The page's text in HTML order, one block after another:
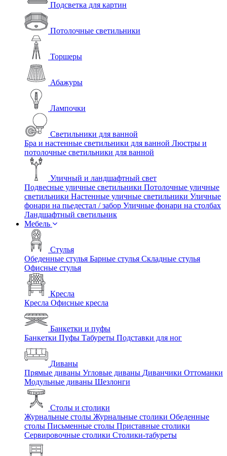
Подсветка для картин
Потолочные светильники
Торшеры
Абажуры
Лампочки
Светильники для ванной
Бра и настенные светильники для ванной Люстры и
потолочные светильники для ванной
Уличный и ландшафтный свет
Подвесные уличные светильники Потолочные уличные
светильники Настенные уличные светильники Уличные
фонари на пьедестал / забор Уличные фонари на столбах
Ландшафтный светильник
Мебель
Стулья
Обеденные стулья Барные стулья Складные стулья
Офисные стулья
Кресла
Кресла Офисные кресла
Банкетки и пуфы
Банкетки Пуфы Табуреты Подставки для ног
Диваны
Прямые диваны Угловые диваны Диванчики Оттоманки
Модульные диваны Шезлонги
Столы и столики
Журнальные столы Журнальные столики Обеденные
столы Письменные столы Приставные столики
Сервировочные столики Столики-табуреты